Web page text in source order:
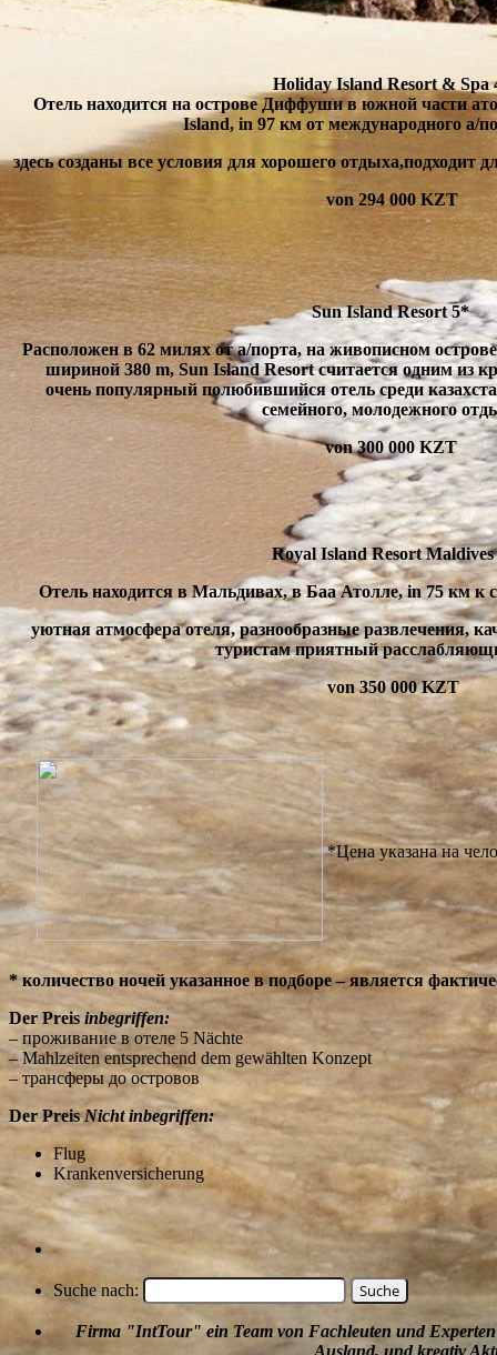
Holiday Island Resort& Spa
Отель находится на острове Диффуши в южной части
Island, in 97 км от международного а/
здесь созданы все условия для хорошего отдыха,подходит
von 294 000 KZT
Sun Island Resort5*
Расположен в62милях от а/порта, на живописном
шириной 380 m, Sun Island Resort считается одним из
очень популярный полюбившийся отель среди
семейного, молодежного
von 300 000 KZT
Royal Island Resort Maldives
Отель находится в Мальдивах,в Баа Атолле, in 75км к
уютная атмосфера отеля,разнообразные развлечения,
туристам приятный
von 350 000 KZT
*Цена указана на
*количество ночей указанное в подборе – является
Der Preis inbegriffen:
–проживание в отеле5 Nächte
– Mahlzeiten entsprechend dem gewählten Konzept
–трансферы до островов
Der PreisNicht inbegriffen:
Flug
Krankenversicherung
Suche nach:
Firma"IntTour" ein Team von Fachleuten und
Ausland, und kreativ